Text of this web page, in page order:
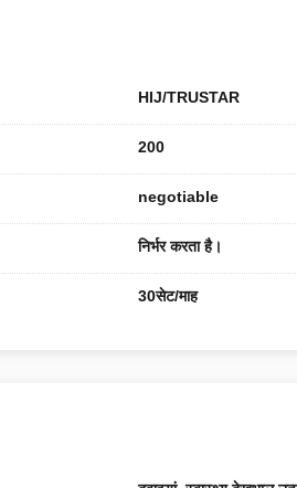
HIJ/TRUSTAR
200
negotiable
निर्भर करता है।
30सेट/माह